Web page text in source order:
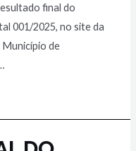
final do
001/2025, no site da
de